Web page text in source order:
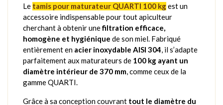
Le tamis pour maturateur QUARTI 100 kgest un
accessoire indispensable pour tout apiculteur
cherchant à obtenir unefiltration efficace,
homogène et hygiénique de son miel. Fabriqué
entièrement en acier inoxydable AISI 304, il s’adapte
parfaitement aux maturateurs de 100 kg ayant un
diamètre intérieur de 370 mm, comme ceux de la
gamme QUARTI.
Grâce à sa conception couvrant tout le diamètre du